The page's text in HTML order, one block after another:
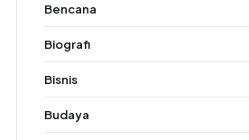
Bencana
Biografi
Bisnis
Budaya